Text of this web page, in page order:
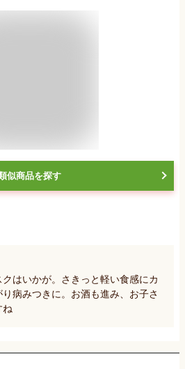
似商品を探す
はいかが。さきっと軽い食感にカ
病みつきに。お酒も進み、お子さ
ね